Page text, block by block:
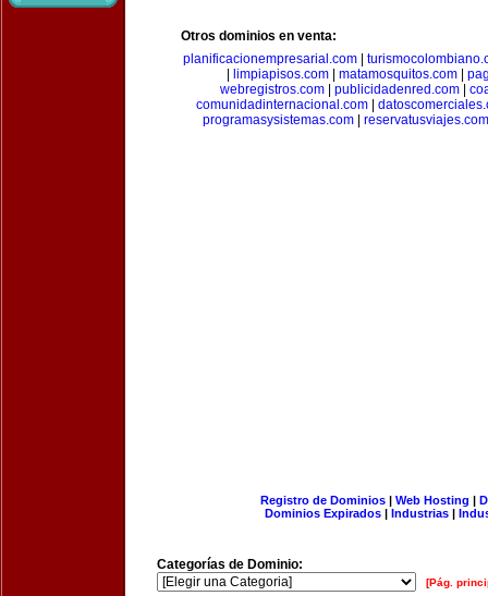
Otros dominios en venta:
planificacionempresarial.com
limpiapisos.com| matamosquitos.com|
webregistros.com| publicidadenred.com|
comunidadinternacional.com
programasysistemas.com
reservatusviajes.com
Registro de Dominios| Web Hosting |
Dominios Expirados | Industrias |
Categorías de Dominio:
[Pág.